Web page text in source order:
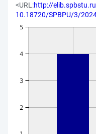
<URL:http://
10.18720/SPBPU/3/